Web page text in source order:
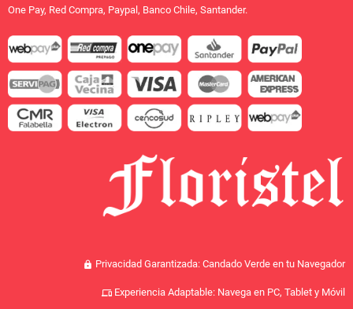
One Pay, Red Compra, Paypal, Banco Chile, Santander.
lock Privacidad Garantizada: Candado Verde en tu Navegador
devices Experiencia Adaptable: Navega en PC, Tablet y Móvil